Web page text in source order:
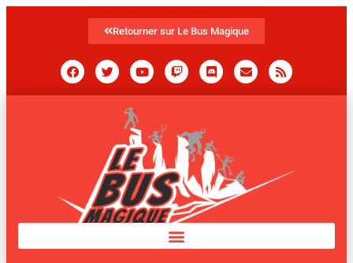
Retourner sur Le Bus Magique